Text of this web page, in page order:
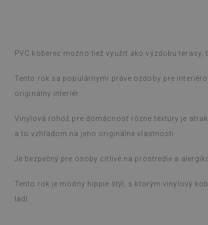
PVC koberec možno tiež využiť ako výzdobu terasy,
Tento rok sa populárnymi práve ozdoby pre
originálny interiér.
Vinylová rohož pre domácnosť rôzne textúry je
a to vzhľadom na jeho originálne vlastnosti.
Je bezpečný pre osoby citlivé na prostredie a
Tento rok je módny hippie štýl, s ktorým vinylový
ladí.